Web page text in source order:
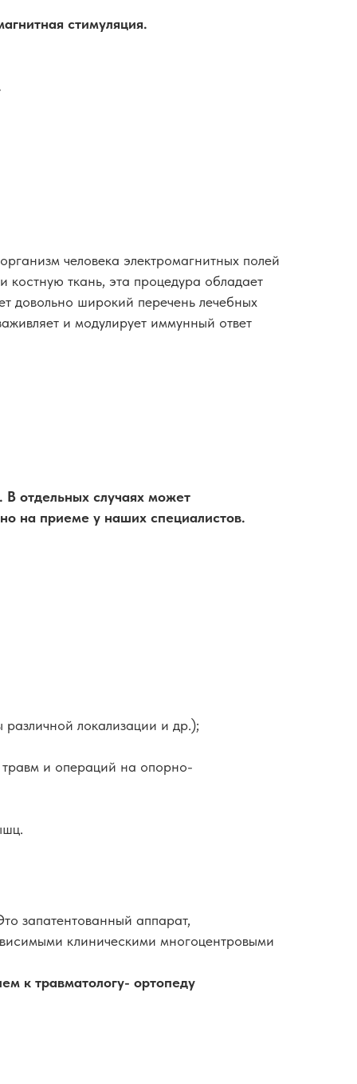
стимуляция.
человека электромагнитных полей
ткань, эта процедура обладает
довольно широкий перечень лечебных
и модулирует иммунный ответ
отдельных случаях может
на приеме у наших специалистов.
локализации и др.);
травм и операций на опорно-
запатентованный аппарат,
клиническими многоцентровыми
к травматологу- ортопеду